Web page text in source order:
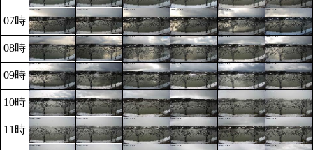
07時
08時
09時
10時
11時